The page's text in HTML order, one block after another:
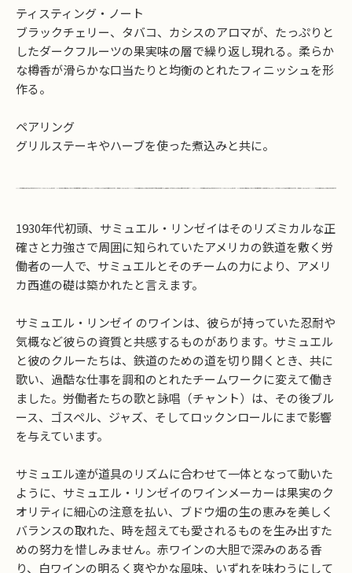
ティスティング・ノート
ブラックチェリー、タバコ、カシスのアロマが、たっぷりと
したダークフルーツの果実味の層で繰り返し現れる。柔らか
な樽香が滑らかな口当たりと均衡のとれたフィニッシュを形
作る。
ペアリング
グリルステーキやハーブを使った煮込みと共に。
1930年代初頭、サミュエル・リンゼイはそのリズミカルな正
確さと力強さで周囲に知られていたアメリカの鉄道を敷く労
働者の一人で、サミュエルとそのチームの力により、アメリ
カ西進の礎は築かれたと言えます。
サミュエル・リンゼイ のワインは、彼らが持っていた忍耐や
気概など彼らの資質と共感するものがあります。サミュエル
と彼のクルーたちは、鉄道のための道を切り開くとき、共に
歌い、過酷な仕事を調和のとれたチームワークに変えて働き
ました。労働者たちの歌と詠唱（チャント）は、その後ブル
ース、ゴスペル、ジャズ、そしてロックンロールにまで影響
を与えています。
サミュエル達が道具のリズムに合わせて一体となって動いた
ように、サミュエル・リンゼイのワインメーカーは果実のク
オリティに細心の注意を払い、ブドウ畑の生の恵みを美しく
バランスの取れた、時を超えても愛されるものを生み出すた
めの努力を惜しみません。赤ワインの大胆で深みのある香
り、白ワインの明るく爽やかな風味、いずれを味わうにして
お買い物を続ける カートへ進む